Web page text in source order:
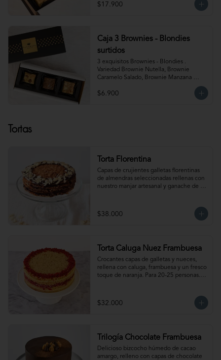
Almendra y Blondie Mantequilla de
sabores!
$17.900
Caja 3 Brownies - Blondies
surtidos
3 exquisitos Brownies - Blondies .
Variedad Brownie Nutella, Brownie
Caramelo Salado, Brownie Manzana
Canela, Blondie Galleta Lotus, Blondie
Almendra y Blondie Mantequilla de
$6.900
Tortas
Torta Florentina
Capas de crujientes galletas florentinas
de almendras seleccionadas rellenas con
nuestro manjar artesanal y ganache de
recomienda descongelar 1 hora
refrigerada antes de servir. Para
trazas.
$38.000
Torta Caluga Nuez Frambuesa
Crocantes capas de galletas y nueces,
rellena con caluga, frambuesa y un fresco
toque de naranja. Para 20-25 personas.
ambiente antes de servir.
$32.000
Trilogía Chocolate Frambuesa
Delicioso bizcocho húmedo de cacao
amargo, relleno con capas de chocolate